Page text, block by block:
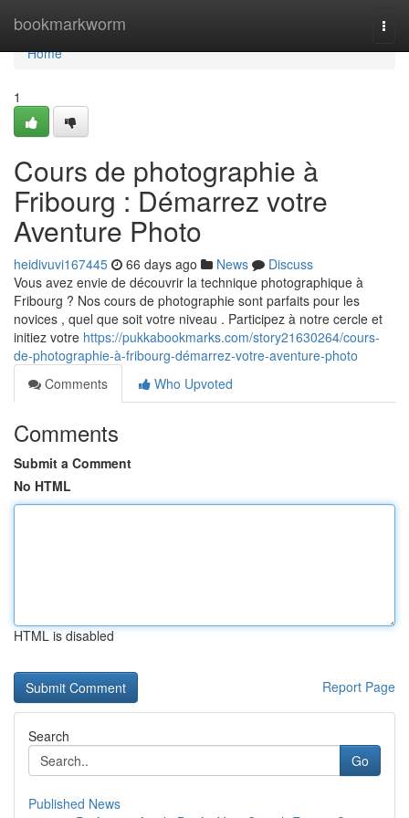
bookmarkworm
Home
Home
1
Cours de photographie à
Fribourg : Démarrez votre
Aventure Photo
heidivuvi167445 66 days ago News
Discuss
Vous avez envie de découvrir la technique photographique à
Fribourg ? Nos cours de photographie sont parfaits pour les
novices , quel que soit votre niveau . Participez à notre cercle et
initiez votre https://pukkabookmarks.com/story21630264/cours-
de-photographie-à-fribourg-démarrez-votre-aventure-photo
Comments
Who Upvoted
Comments
Submit a Comment
No HTML
HTML is disabled
Report Page
Search
Go
Published News